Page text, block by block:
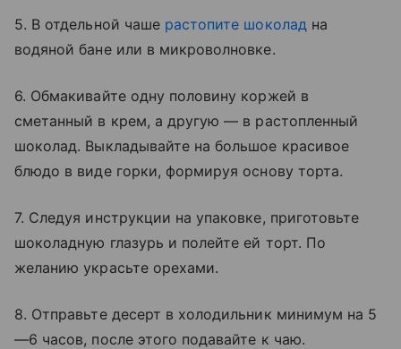
5. В отдельной чаше растопите шоколад на
водяной бане или в микроволновке.
6. Обмакивайте одну половину коржей в
сметанный в крем, а другую — в растопленный
шоколад. Выкладывайте на большое красивое
блюдо в виде горки, формируя основу торта.
7. Следуя инструкции на упаковке, приготовьте
шоколадную глазурь и полейте ей торт. По
желанию украсьте орехами.
8. Отправьте десерт в холодильник минимум на 5
—6 часов, после этого подавайте к чаю.